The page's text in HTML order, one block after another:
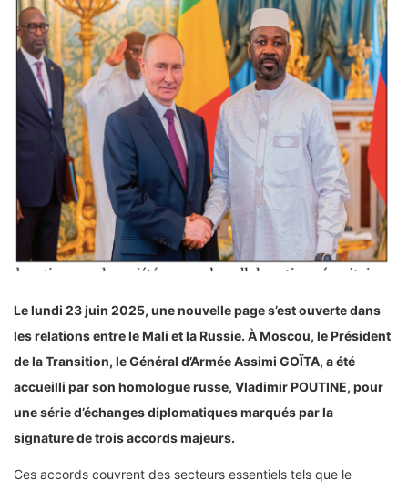
Le lundi 23 juin 2025, une nouvelle page s’est ouverte dans
les relations entre le Mali et la Russie. À Moscou, le Président
de la Transition, le Général d’Armée Assimi GOÏTA, a été
accueilli par son homologue russe, Vladimir POUTINE, pour
une série d’échanges diplomatiques marqués par la
signature de trois accords majeurs.
Ces accords couvrent des secteurs essentiels tels que le